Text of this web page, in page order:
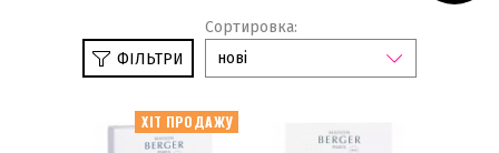
Сортировка:
нові
ФІЛЬТРИ
Lolita Lempicka
ХІТ ПРОДАЖУ